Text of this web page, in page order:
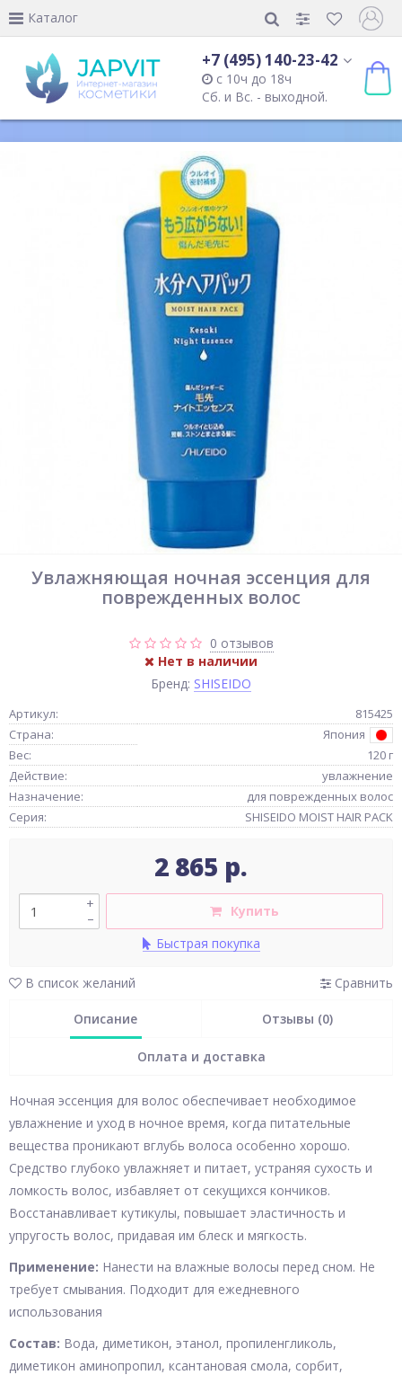
Каталог
+7 (495) 140-23-42
с 10ч до 18ч
Сб. и Вс. - выходной.
Увлажняющая ночная эссенция для
поврежденных волос
0 отзывов
Нет в наличии
Бренд: SHISEIDO
Артикул:
815425
Страна:
Япония
Вес:
120 г
Действие:
увлажнение
Назначение:
для поврежденных волос
Серия:
SHISEIDO MOIST HAIR PACK
2 865 р.
–
+
Купить
Быстрая покупка
В список желаний Сравнить
Описание Отзывы (0)
Оплата и доставка
Ночная эссенция для волос обеспечивает необходимое
увлажнение и уход в ночное время, когда питательные
вещества проникают вглубь волоса особенно хорошо.
Средство глубоко увлажняет и питает, устраняя сухость и
ломкость волос, избавляет от секущихся кончиков.
Восстанавливает кутикулы, повышает эластичность и
упругость волос, придавая им блеск и мягкость.
Применение: Нанести на влажные волосы перед сном. Не
требует смывания. Подходит для ежедневного
использования
Состав: Вода, диметикон, этанол, пропиленгликоль,
диметикон аминопропил, ксантановая смола, сорбит,